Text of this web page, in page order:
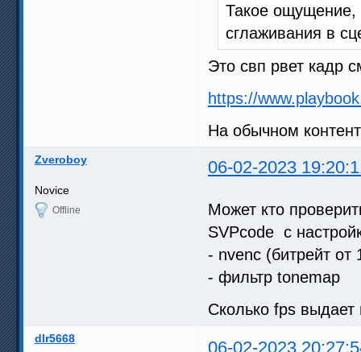
Такое ощущение,
сглаживания в
Это свп рвет кадр
https://
На обычном
Zveroboy 06-02-2023
Novice
Offline
Может кто
SVPcode c
- nvenc (битрейт от
- фильтр tonemap
Сколько fps
dlr5668 06-02-2023